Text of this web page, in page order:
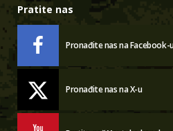
Pratite nas
Pronađite nas na Facebook-
Pronađite nas na X-u